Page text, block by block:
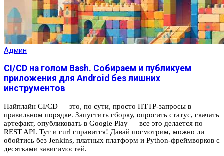
Админ
CI/CD на голом Bash. Собираем и публикуем
приложения для Android без лишних
инструментов
Пайплайн CI/CD — это, по сути, просто HTTP-запросы в
правильном порядке. Запустить сборку, опросить статус, скачать
артефакт, опубликовать в Google Play — все это делается по
REST API. Тут и curl справится! Давай посмотрим, можно ли
обойтись без Jenkins, платных платформ и Python-фреймворков с
десятками зависимостей.